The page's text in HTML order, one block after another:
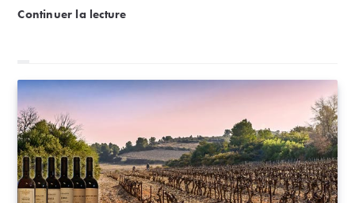
Continuer la lectureLe saviez-vous ? Comment produit-on un vin doux